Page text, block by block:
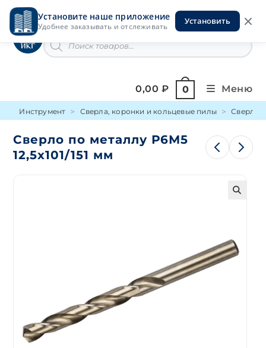
Установите наше приложение
Удобнее заказывать и отслеживать
Установить
Перейти
содержимомуИнструменты на Горской
товаров
0,00₽ 0 Меню
Инструмент Сверла, коронки и кольцевые пилы Сверло
Сверло по металлу Р6М5
12,5х101/151 мм